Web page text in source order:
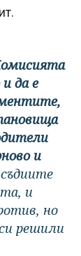
да е
и
и
но
решили